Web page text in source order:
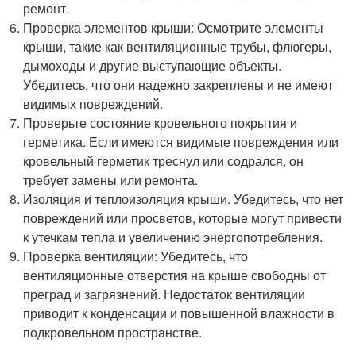
ремонт.
Проверка элементов крыши: Осмотрите элементы
крыши, такие как вентиляционные трубы, флюгеры,
дымоходы и другие выступающие объекты.
Убедитесь, что они надежно закреплены и не имеют
видимых повреждений.
Проверьте состояние кровельного покрытия и
герметика. Если имеются видимые повреждения или
кровельный герметик треснул или содрался, он
требует замены или ремонта.
Изоляция и теплоизоляция крыши. Убедитесь, что нет
повреждений или просветов, которые могут привести
к утечкам тепла и увеличению энергопотребления.
Проверка вентиляции: Убедитесь, что
вентиляционные отверстия на крыше свободны от
преград и загрязнений. Недостаток вентиляции
приводит к конденсации и повышенной влажности в
подкровельном пространстве.